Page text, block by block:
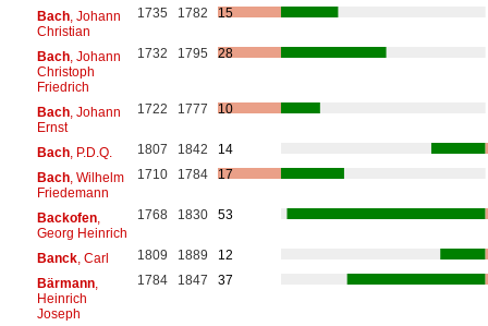
Bach, Johann
Christian
1735 1782 15
Bach, Johann
Christoph
Friedrich
1732 1795 28
Bach, Johann
Ernst
1722 1777 10
Bach, P.D.Q. 1807 1842
14
Bach, Wilhelm
Friedemann
1710 1784 17
Backofen,
Georg Heinrich
1768 1830 53
Banck, Carl 1809 1889
12
Bärmann,
Heinrich
Joseph
1784 1847 37